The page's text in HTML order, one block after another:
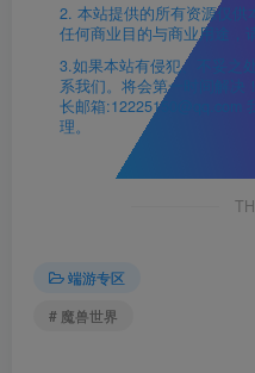
2. 本站提供的所有资源仅供
任何商业目的与商业用途，
3.如果本站有侵犯、不妥之
系我们。将会第一时间解决
长邮箱:12225150@qq.com
理。
端游专区
# 魔兽世界